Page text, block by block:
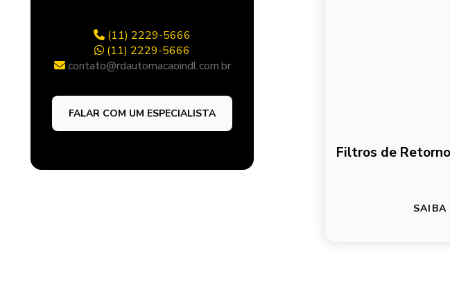
CILINDROS HIDRÁULICOS 3L
CILINDROS HIDRÁULICOS SÉRIE HMI
VÁLVULAS AUXILIARES
REGULADORA DE FLUXO
(11) 2229-5666
(11) 2229-5666
contato@rdautomacaoindl.com.br
FALAR COM UM ESPECIALISTA
Filtros de Retorno
SAIBA